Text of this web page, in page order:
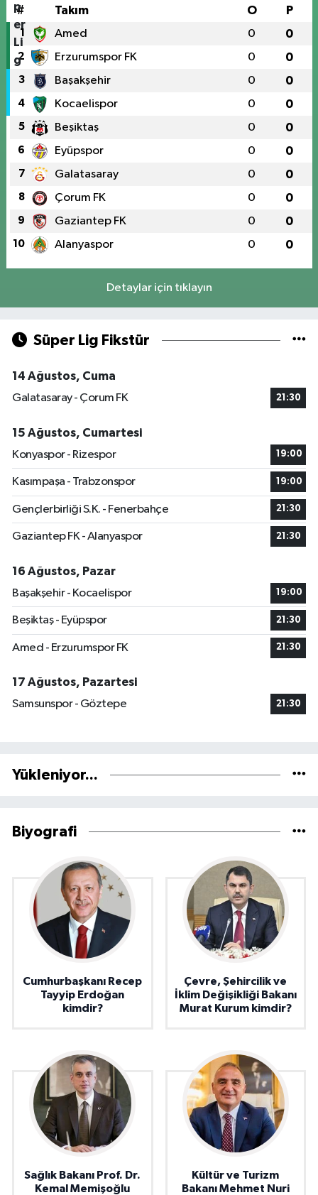
# Takım O P
1 Amed 0 0
2 Erzurumspor FK 0 0
3 Başakşehir 0 0
4 Kocaelispor 0 0
5 Beşiktaş 0 0
6 Eyüpspor 0 0
7 Galatasaray 0 0
8 Çorum FK 0 0
9 Gaziantep FK 0 0
10 Alanyaspor 0 0
Detaylar için tıklayın
Süper Lig Fikstür
14 Ağustos, Cuma
Galatasaray - Çorum FK
21:30
15 Ağustos, Cumartesi
Konyaspor - Rizespor
19:00
Kasımpaşa - Trabzonspor 19:00
Gençlerbirliği S.K. - Fenerbahçe 21:30
Gaziantep FK - Alanyaspor 21:30
16 Ağustos, Pazar
Başakşehir - Kocaelispor
19:00
Beşiktaş - Eyüpspor 21:30
Amed - Erzurumspor FK 21:30
17 Ağustos, Pazartesi
Samsunspor - Göztepe
21:30
Yükleniyor...
Biyografi
Cumhurbaşkanı Recep
Tayyip Erdoğan
kimdir?
Çevre, Şehircilik ve
İklim Değişikliği Bakanı
Murat Kurum kimdir?
Sağlık Bakanı Prof. Dr.
Kemal Memişoğlu
Kültür ve Turizm
Bakanı Mehmet Nuri